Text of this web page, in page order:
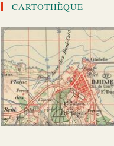
CARTOTHÈQUE